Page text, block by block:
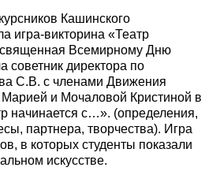
Кашинского
игра-викторина «Театр
Всемирному Дню
советник директора по
С.В. с членами Движения
и Мочаловой Кристиной в
начинается с…». (определения,
партнера, творчества). Игра
в которых студенты показали
искусстве.